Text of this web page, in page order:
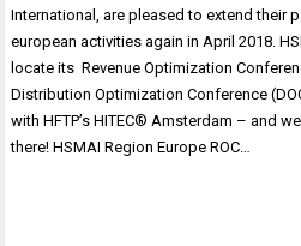
International, are pleased to extend their
european activities again in April 2018.
locate its Revenue Optimization
Distribution Optimization Conference
with HFTP’s HITEC® Amsterdam – and
there! HSMAI Region Europe ROC…